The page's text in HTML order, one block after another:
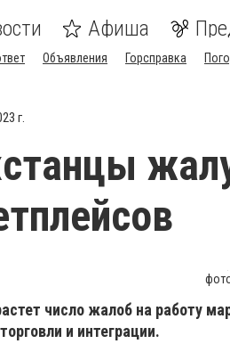
Афиша
Объявления Горсправка
г.
число жалоб на работу
и интеграции.